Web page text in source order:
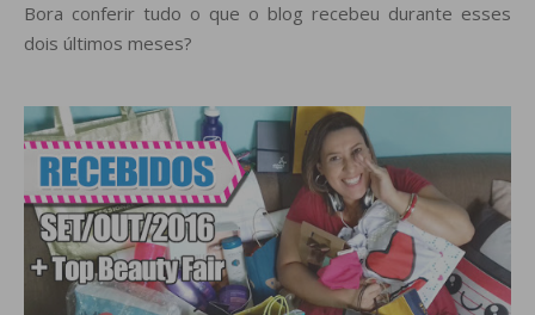
Bora conferir tudo o que o blog recebeu durante esses
dois últimos meses?